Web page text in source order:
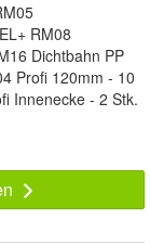
RM08
Dichtbahn PP
Profi 120mm - 10
Innenecke - 2 Stk.